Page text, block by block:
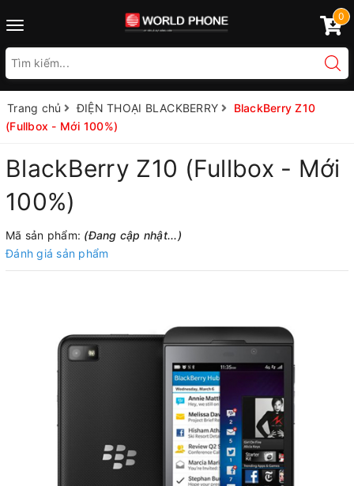
Toggle
0
Trang chủ ĐIỆN THOẠI BLACKBERRY
BlackBerry Z10
(Fullbox - Mới 100%)
BlackBerry Z10 (Fullbox - Mới
100%)
Mã sản phẩm: (Đang cập nhật...)
Đánh giá sản phẩm